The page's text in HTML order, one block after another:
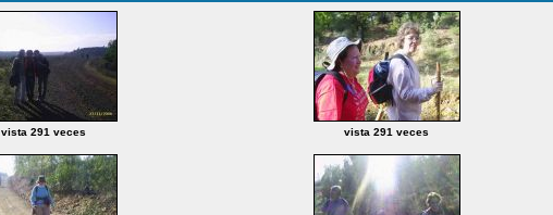
vista 291 veces vista 291 veces